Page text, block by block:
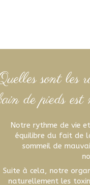
sont les
de pieds est
Notre rythme de vie
équilibre du fait de
sommeil de
Suite à cela, notre
naturellement les